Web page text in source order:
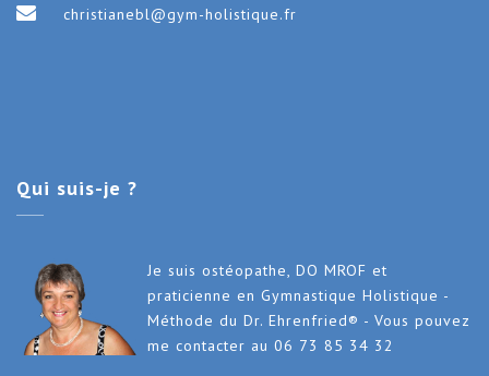
christianebl@gym-holistique.fr
Qui suis-je ?
Je suis ostéopathe, DO MROF et
praticienne en Gymnastique Holistique -
Méthode du Dr. Ehrenfried® - Vous pouvez
me contacter au 06 73 85 34 32